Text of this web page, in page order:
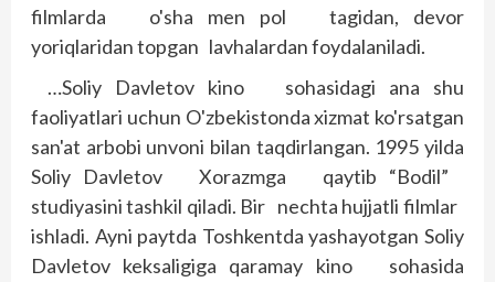
filmlarda o'sha men pol tagidan, devor
yoriqlaridan topgan lavhalardan foydalaniladi.
…Soliy Davletov kino sohasidagi ana shu
faoliyatlari uchun O'zbekistonda xizmat ko'rsatgan
san'at arbobi unvoni bilan taqdirlangan. 1995 yilda
Soliy Davletov Xorazmga qaytib “Bodil”
studiyasini tashkil qiladi. Bir nechta hujjatli filmlar
ishladi. Ayni paytda Toshkentda yashayotgan Soliy
Davletov keksaligiga qaramay kino sohasida